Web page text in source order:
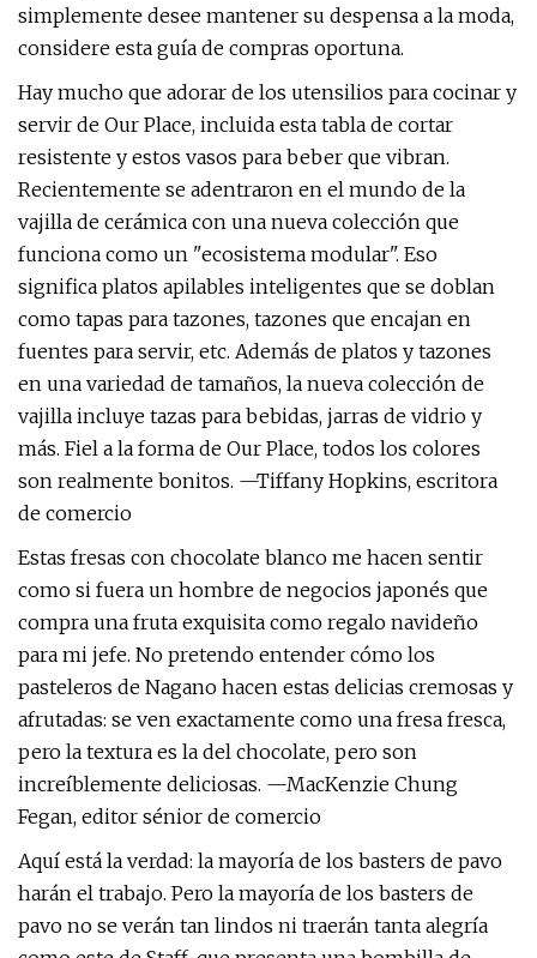
simplemente desee mantener su despensa a la moda,
considere esta guía de compras oportuna.
Hay mucho que adorar de los utensilios para cocinar y
servir de Our Place, incluida esta tabla de cortar
resistente y estos vasos para beber que vibran.
Recientemente se adentraron en el mundo de la
vajilla de cerámica con una nueva colección que
funciona como un "ecosistema modular". Eso
significa platos apilables inteligentes que se doblan
como tapas para tazones, tazones que encajan en
fuentes para servir, etc. Además de platos y tazones
en una variedad de tamaños, la nueva colección de
vajilla incluye tazas para bebidas, jarras de vidrio y
más. Fiel a la forma de Our Place, todos los colores
son realmente bonitos. —Tiffany Hopkins, escritora
de comercio
Estas fresas con chocolate blanco me hacen sentir
como si fuera un hombre de negocios japonés que
compra una fruta exquisita como regalo navideño
para mi jefe. No pretendo entender cómo los
pasteleros de Nagano hacen estas delicias cremosas y
afrutadas: se ven exactamente como una fresa fresca,
pero la textura es la del chocolate, pero son
increíblemente deliciosas. —MacKenzie Chung
Fegan, editor sénior de comercio
Aquí está la verdad: la mayoría de los basters de pavo
harán el trabajo. Pero la mayoría de los basters de
pavo no se verán tan lindos ni traerán tanta alegría